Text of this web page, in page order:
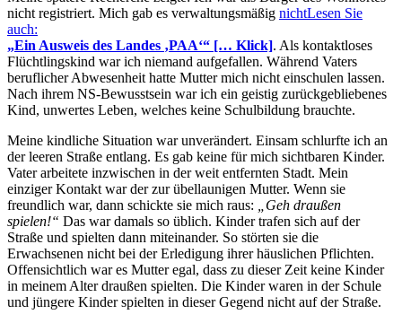
nicht registriert. Mich gab es verwaltungsmäßig nichtLesen Sie
auch:
Ein Ausweis des Landes PAA [… Klick]. Als kontaktloses
Flüchtlingskind war ich niemand aufgefallen. Während Vaters
beruflicher Abwesenheit hatte Mutter mich nicht einschulen lassen.
Nach ihrem NS-Bewusstsein war ich ein geistig zurückgebliebenes
Kind, unwertes Leben, welches keine Schulbildung brauchte.
Meine kindliche Situation war unverändert. Einsam schlurfte ich an
der leeren Straße entlang. Es gab keine für mich sichtbaren Kinder.
Vater arbeitete inzwischen in der weit entfernten Stadt. Mein
einziger Kontakt war der zur übellaunigen Mutter. Wenn sie
freundlich war, dann schickte sie mich raus:
„Geh draußen
spielen!“ Das war damals so üblich. Kinder trafen sich auf der
Straße und spielten dann miteinander. So störten sie die
Erwachsenen nicht bei der Erledigung ihrer häuslichen Pflichten.
Offensichtlich war es Mutter egal, dass zu dieser Zeit keine Kinder
in meinem Alter draußen spielten. Die Kinder waren in der Schule
und jüngere Kinder spielten in dieser Gegend nicht auf der Straße.